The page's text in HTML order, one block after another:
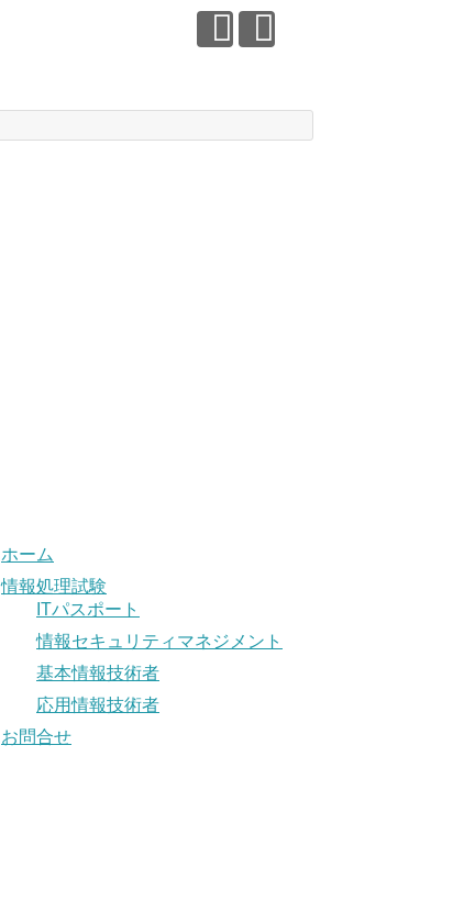
ホーム
情報処理試験
ITパスポート
情報セキュリティマネジメント
基本情報技術者
応用情報技術者
お問合せ